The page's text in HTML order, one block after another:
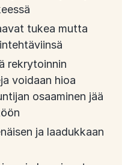
tukea mutta
rekrytoinnin
voidaan hioa
osaaminen jää
ja laadukkaan